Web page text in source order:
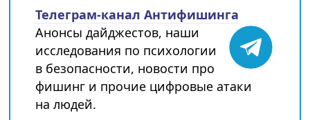
Телеграм-канал Антифишинга
Анонсы дайджестов, наши
исследования по психологии
в безопасности, новости про
фишинг и прочие цифровые атаки
на людей.